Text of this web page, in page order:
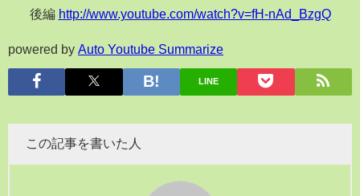
後編 http://www.youtube.com/watch?v=fH-nAd_BzgQ
powered by Auto Youtube Summarize
LINE
この記事を書いた人